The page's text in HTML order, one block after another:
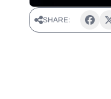
SHARE: